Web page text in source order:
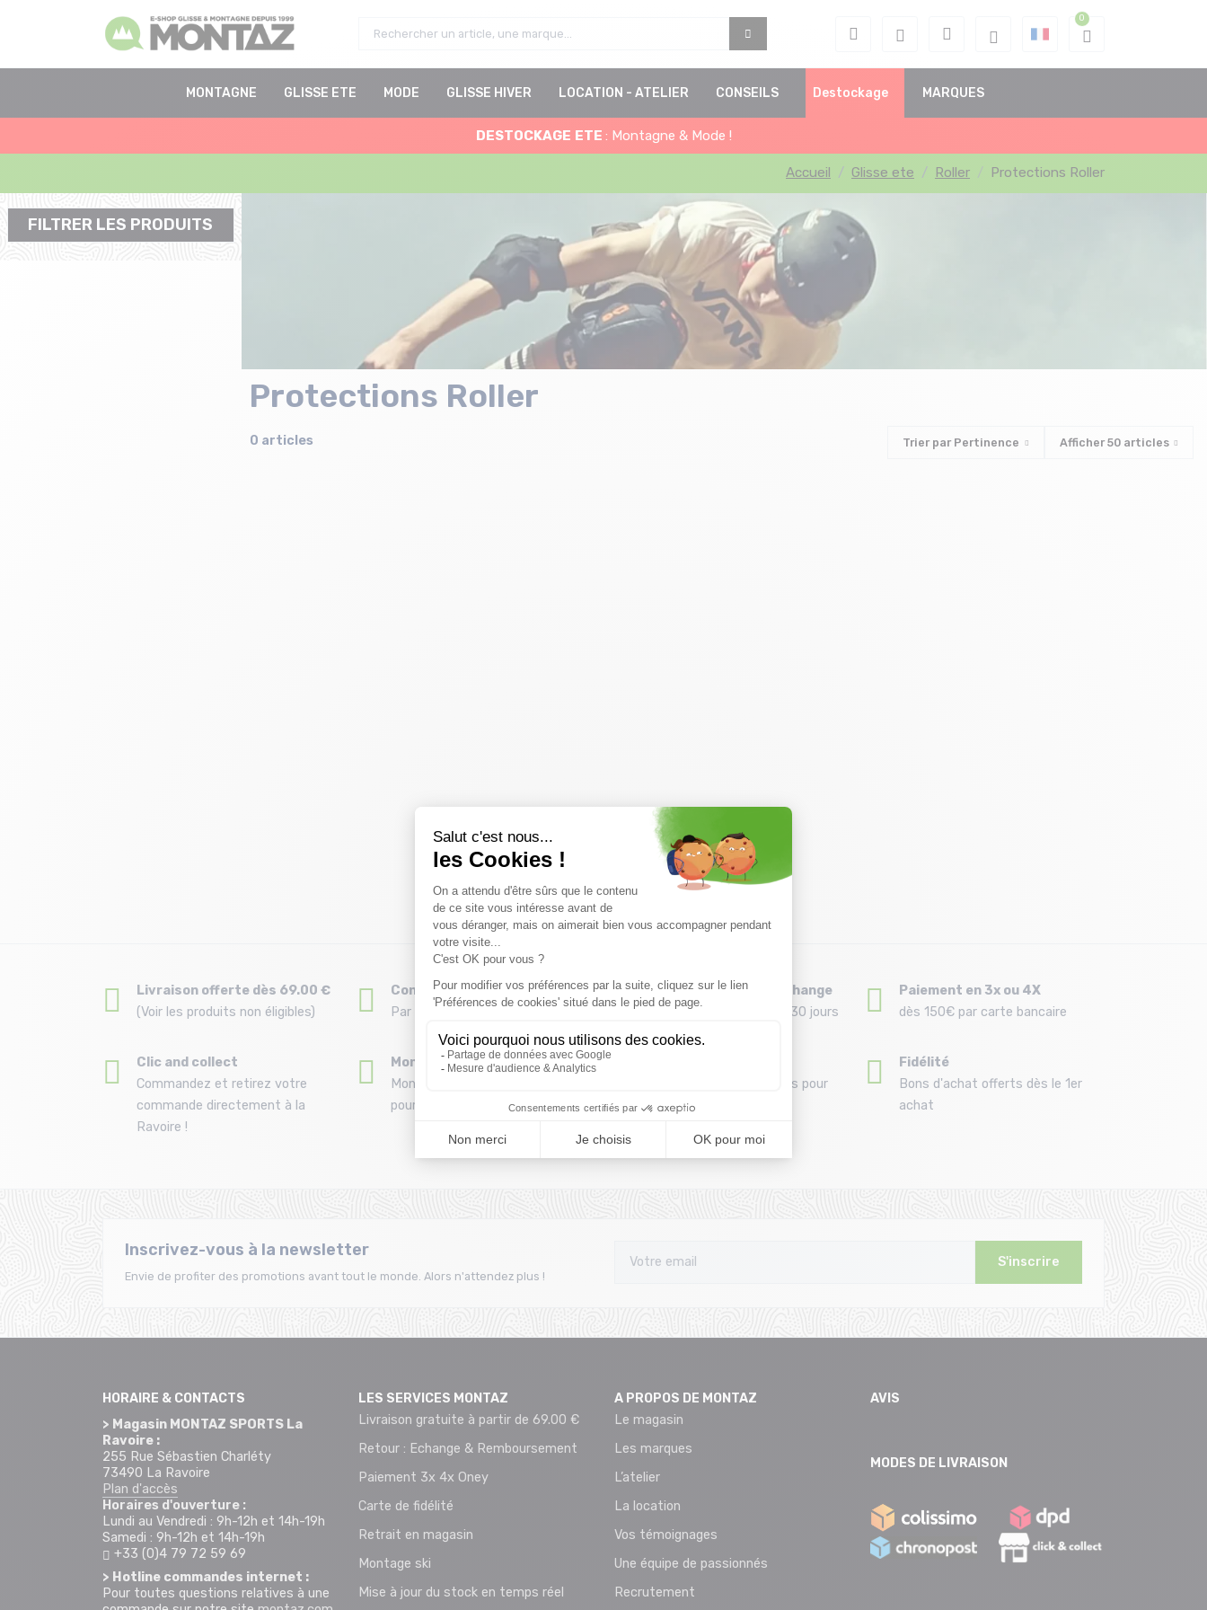
MONTAGNE GLISSE ETE MODE GLISSE HIVER LOCATION - ATELIER CONSEILS Destockage MARQUES
DESTOCKAGE ETE : Montagne & Mode !
Accueil Glisse ete Roller Protections Roller
FILTRER LES PRODUITS
Protections Roller
0 articles Trier par Pertinence Afficher50articles
Livraison offerte dès 69.00 €
(Voir les produits non éligibles)
Conseils
Par téléphone au 04 79 72 59 69
Remboursement et échange
Délai de rétractation de 30 jours
Paiement en 3x ou 4X
dès 150€ par carte bancaire
Clic and collect
Commandez et retirez votre
commande directement à la
Ravoire !
Montage de vos skis
Montage gratuit des fixations
pour l’achat d'un pack
Une équipe de passionnés pour
vous conseiller
Fidélité
Bons d'achat offerts dès le 1er
achat
Inscrivez-vous à la newsletter
Envie de profiter des promotions avant tout le monde. Alors n'attendez plus !
S'inscrire
HORAIRE & CONTACTS
> Magasin MONTAZ SPORTS La
Ravoire :
255 Rue Sébastien Charléty
73490 La Ravoire
Plan d'accès
Horaires d'ouverture :
Lundi au Vendredi : 9h-12h et 14h-19h
Samedi : 9h-12h et 14h-19h
+33 (0)4 79 72 59 69
> Hotline commandes internet :
Pour toutes questions relatives à une
LES SERVICES MONTAZ
Livraison gratuite à partir de 69.00 €
Retour : Echange & Remboursement
Paiement 3x 4x Oney
Carte de fidélité
Retrait en magasin
Montage ski
Mise à jour du stock en temps réel
A PROPOS DE MONTAZ
Le magasin
Les marques
L’atelier
La location
Vos témoignages
Une équipe de passionnés
Recrutement
AVIS
MODES DE LIVRAISON